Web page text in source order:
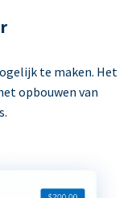
te maken. Het
opbouwen van